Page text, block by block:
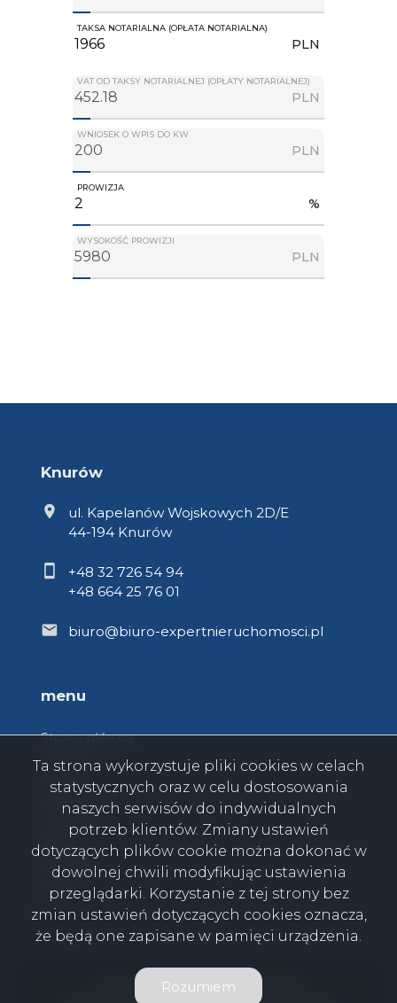
TAKSA NOTARIALNA (OPŁATA NOTARIALNA)
PLN
VAT OD TAKSY NOTARIALNEJ (OPŁATY NOTARIALNEJ)
PLN
WNIOSEK O WPIS DO KW
PLN
PROWIZJA
%
WYSOKOŚĆ PROWIZJI
PLN
Knurów
ul. Kapelanów Wojskowych 2D/E
44-194 Knurów
+48 32 726 54 94
+48 664 25 76 01
biuro@biuro-expertnieruchomosci.pl
menu
Strona główna
O firmie
Oferty
Zgłoszenia
Ulubione
Blog
Kontakt
Rodo
Firma Expert Nieruchomości © 2026
Ta strona wykorzystuje pliki cookies w celach
statystycznych oraz w celu dostosowania
naszych serwisów do indywidualnych
potrzeb klientów. Zmiany ustawień
dotyczących plików cookie można dokonać w
dowolnej chwili modyfikując ustawienia
przeglądarki. Korzystanie z tej strony bez
zmian ustawień dotyczących cookies oznacza,
że będą one zapisane w pamięci urządzenia.
Rozumiem